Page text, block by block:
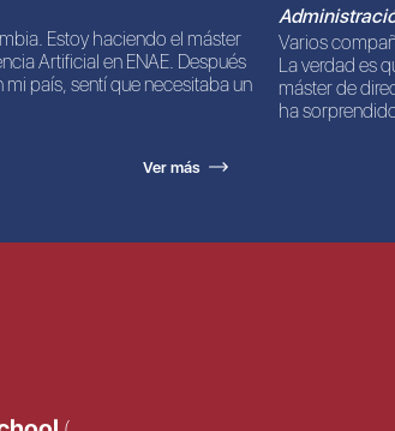
Estoy haciendo el máster
Artificial en ENAE. Después
país, sentí que necesitaba un
Ver más
Varios
La verdad es
máster de
ha